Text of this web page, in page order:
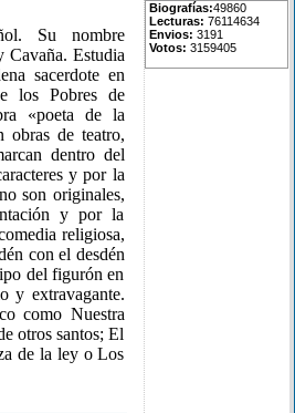
Su nombre
Cavaña. Estudia
sacerdote en
los Pobres de
«poeta de la
obras de teatro,
dentro del
y por la
son originales,
y por la
religiosa,
con el desdén
del figurón en
y extravagante.
como Nuestra
otros santos; El
de la ley o Los
Biografías:49860
Lecturas: 76114634
Envios: 3191
Votos: 3159405